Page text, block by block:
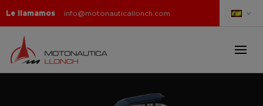
Le llamamos info@motonauticallonch.com